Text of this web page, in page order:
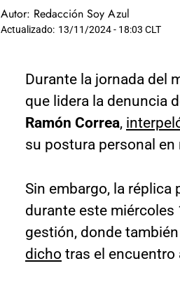
Autor: Redacción Soy Azul
Actualizado: 13/11/2024 - 18:03 CLT
Durante la jornada del
que lidera la denuncia
Ramón Correa,
su postura personal
Sin embargo, la réplica
durante este
gestión, donde también
dicho tras el encuentro